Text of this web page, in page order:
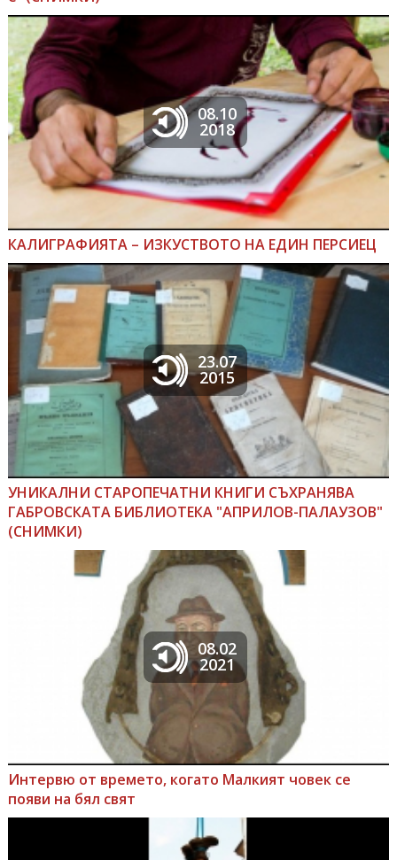
08.10
2018
КАЛИГРАФИЯТА – ИЗКУСТВОТО НА ЕДИН ПЕРСИЕЦ
23.07
2015
УНИКАЛНИ СТАРОПЕЧАТНИ КНИГИ СЪХРАНЯВА
ГАБРОВСКАТА БИБЛИОТЕКА "АПРИЛОВ-ПАЛАУЗОВ"
(СНИМКИ)
08.02
2021
Интервю от времето, когато Малкият човек се
появи на бял свят